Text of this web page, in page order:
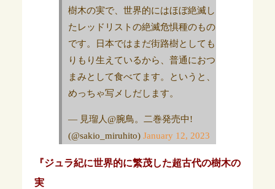
樹木の実で、世界的にはほぼ絶滅し
たレッドリストの絶滅危惧種のもの
です。日本ではまだ街路樹としても
りもり生えているから、普通におつ
まみとして食べてます。というと、
めっちゃ写メしだします。
— 見瑠人@腕鳥。二巻発売中!
(@sakio_miruhito) January 12, 2023
『ジュラ紀に世界的に繁茂した超古代の樹木の
実